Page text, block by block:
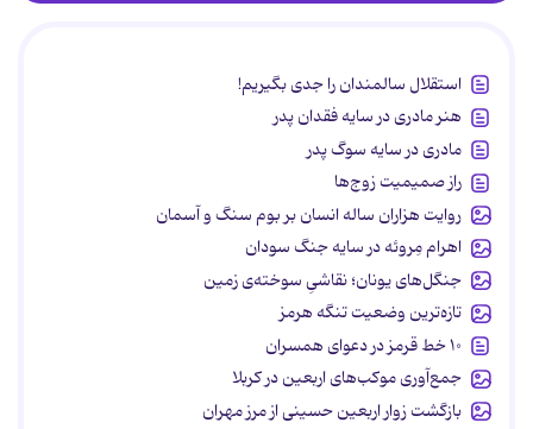
استقلال سالمندان را جدی بگیریم!
هنر مادری در سایه‌ فقدان پدر
مادری در سایه سوگ پدر
راز صمیمیت زوج‌ها
روایت هزاران ساله انسان بر بوم سنگ و آسمان
اهرام مِروئه در سایه جنگ سودان
جنگل‌های یونان؛ نقاشیِ سوخته‌ی زمین
تازه‌ترین وضعیت تنگه هرمز
۱۰ خط قرمز در دعوای همسران
جمع‌آوری موکب‌های اربعین در کربلا
بازگشت زوار اربعین حسینی از مرز مهران